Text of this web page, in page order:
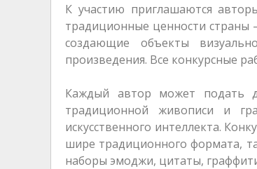
К участию приглашаются
традиционные ценности страны
создающие объекты
произведения. Все конкурсные
Каждый автор может подать
традиционной живописи и
искусственного интеллекта.
шире традиционного формата,
наборы эмоджи, цитаты,